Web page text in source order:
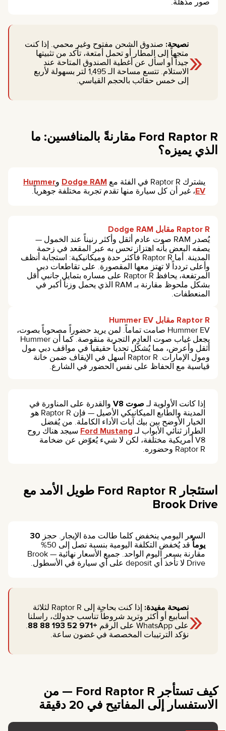
«نصيحة: صندوق الشحن مفتوح وغير محمي. إذا كنت
متجهاً إلى المطار أو تحمل أمتعة، تأكد من تثبيتها
جيداً أو اسأل عن أغطية الصندوق المتاحة عند
الاستلام. تتسع مساحة الـ 1,495 لتر بسهولة لأربع
إلى خمس حقائب بالحجم القياسي.
Ford Raptor R مقارنةً بالمنافسين: ما
الذي يميزه؟
يشترك Raptor R في الفئة مع Dodge RAM وHummer
EV، غير أن كل سيارة منها تقدم تجربة مختلفة جوهرياً.
Raptor R مقابل Dodge RAM
يُصدر RAM صوت عادم أثقل وأكثر رنيناً عند الخمول —
يصفه البعض بأنه اهتزاز تحس به عبر المقعد في زحمة
المدينة. أما Raptor R فأكثر حدة وميكانيكية: استجابة أنظف
وأعلى تردداً لا تهتز معها المقصورة. على تقاطعات دبي
المرتفعة، يحافظ Raptor R على مساره بتمايل جانبي أقل
بشكل ملحوظ مقارنة بـ RAM الذي يحمل وزناً أكبر في
المنعطفات.
Raptor R مقابل Hummer EV
Hummer EV صامت تماماً. لمن يريد حضوراً مصحوباً بصوت،
يجعل غياب صوت العادم التجربة منقوصة. كما أن Hummer
أثقل وأعرض، مما يُشكّل تحدياً حقيقياً في مواقف دبي مول
ومول الإمارات. Raptor R أسهل في الإيقاف ضمن خانة
قياسية مع الحفاظ على نفس الحضور في الشارع.
إذا كانت الأولوية لـ صوت V8
والقدرة على المناورة في
المدينة والطابع الميكانيكي الأصيل — فإن Raptor R هو
الخيار الأوضح بين بيك آبات الأداء الكاملة. من يُفضل
الطراز ثنائي الأبواب لـ Ford Mustang سيجد هناك روح
V8 أمريكية مختلفة، لكن لا شيء يُعوّض عن ضخامة
Raptor R وحضوره.
استئجار Ford Raptor R طويل الأمد مع
Brook Drive
السعر اليومي ينخفض كلما طالت مدة الإيجار. حجز 30
يوماً
قد يُخفض التكلفة اليومية بنسبة تصل إلى 50%
مقارنة بسعر اليوم الواحد. جميع الأسعار نهائية — Brook
Drive لا تأخذ أي deposit على أي سيارة في الأسطول.
«نصيحة مفيدة:
إذا كنت بحاجة إلى Raptor R لثلاثة
أسابيع أو أكثر وتريد شروطاً تناسب جدولك، راسلنا
على WhatsApp على الرقم
+971 52 193 88 88
.
نؤكد الترتيبات المخصصة في غضون ساعة.
كيف تستأجر Ford Raptor R — من
الاستفسار إلى المفاتيح في 20 دقيقة